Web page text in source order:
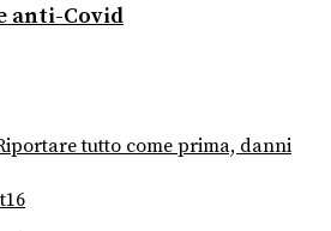
anti-Covid
tutto come prima, danni